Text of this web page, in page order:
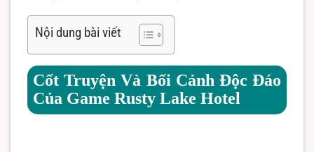
Nội dung bài viết
Cốt Truyện Và Bối Cảnh Độc Đáo
Của Game Rusty Lake Hotel